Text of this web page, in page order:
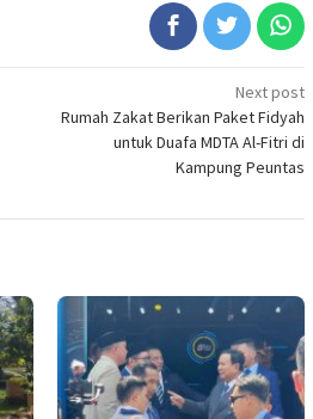
Next post
Rumah Zakat Berikan Paket Fidyah
untuk Duafa MDTA Al-Fitri di
Kampung Peuntas